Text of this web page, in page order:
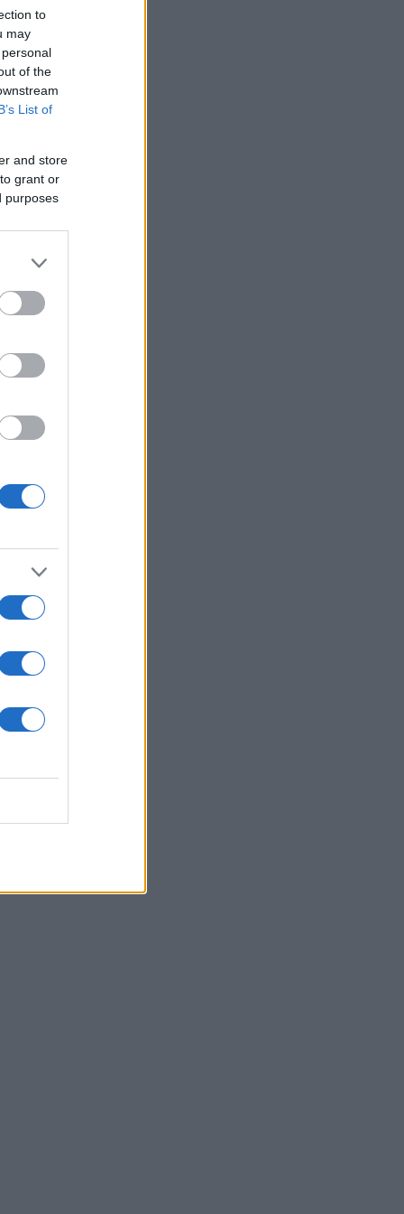
to
may
of the
List of
and store
grant or
purposes